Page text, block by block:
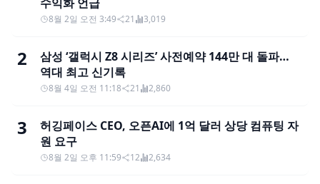
수익화 언급
8월 2일 오전 3:49 21 3,019
2
삼성 ‘갤럭시 Z8 시리즈’ 사전예약 144만 대 돌파…
역대 최고 신기록
8월 4일 오전 11:18 21 2,860
3
허깅페이스 CEO, 오픈AI에 1억 달러 상당 컴퓨팅 자
원 요구
8월 2일 오후 11:59 12 2,634